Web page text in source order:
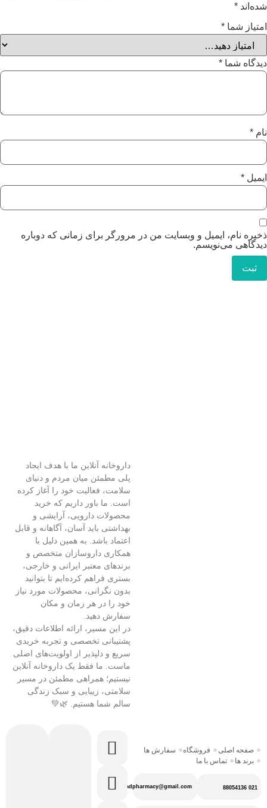
شده‌اند *
امتیاز شما *
دیدگاه شما *
نام *
ایمیل *
ذخیره نام، ایمیل و وبسایت من در مرورگر برای زمانی که دوباره
دیدگاهی می‌نویسم.
داروخانه آنلاین ما با هدف ایجاد
پلی مطمئن میان مردم و دنیای
سلامت، فعالیت خود را آغاز کرده
است. ما باور داریم که خرید
محصولات دارویی، آرایشی و
بهداشتی باید آسان، آگاهانه و قابل
اعتماد باشد. به همین دلیل با
همکاری داروسازان متخصص و
برندهای معتبر ایرانی و خارجی،
بستری فراهم کرده‌ایم تا بتوانید
بدون نگرانی، محصولات مورد نیاز
خود را در هر زمان و مکان
سفارش دهید.
در این مسیر، ارائه اطلاعات دقیق،
پشتیبانی تخصصی و تجربه خریدی
سریع و دلپذیر از اولویت‌های اصلی
ماست. ما فقط یک داروخانه آنلاین
نیستیم؛ همراهی مطمئن در مسیر
سلامتی، زیبایی و سبک زندگی
سالم شما هستیم. 🌿💚
صفحه اصلی فروشگاه
سفارش ها
برند ها
تماس با ما
021 88054136